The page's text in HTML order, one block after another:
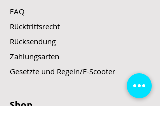
FAQ
Rücktrittsrecht
Rücksendung
Zahlungsarten
Gesetzte und Regeln/E-Scooter
Shop